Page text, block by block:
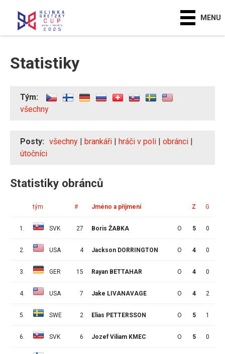
MENU
Statistiky
Tým:
všechny
Posty: všechny | brankáři | hráči v poli | obránci |
útočníci
Statistiky obránců
tým # Jméno a příjmení Z G
1. SVK 27 Boris ŽABKA O 5 0
2. USA 4 Jackson DORRINGTON O 4 0
3. GER 15 Rayan BETTAHAR O 4 0
4. USA 7 Jake LIVANAVAGE O 4 2
5. SWE 2 Elias PETTERSSON O 5 1
6. SVK 6 Jozef Viliam KMEC O 5 0